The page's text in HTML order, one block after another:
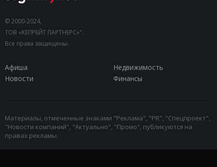
© 2000-2024,
ТОВ «КЕПРЕЙТ ПАРТНЕРС»".
Все права защищены.
Афиша
Недвижимость
Новости
Финансы
Материалы, отмеченные знаками "Реклама", "PR", "Спецпроект",
"Новости компаний", "Актуально", "Промо", публикуются на
правах рекламы.